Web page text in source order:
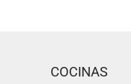
COCINAS